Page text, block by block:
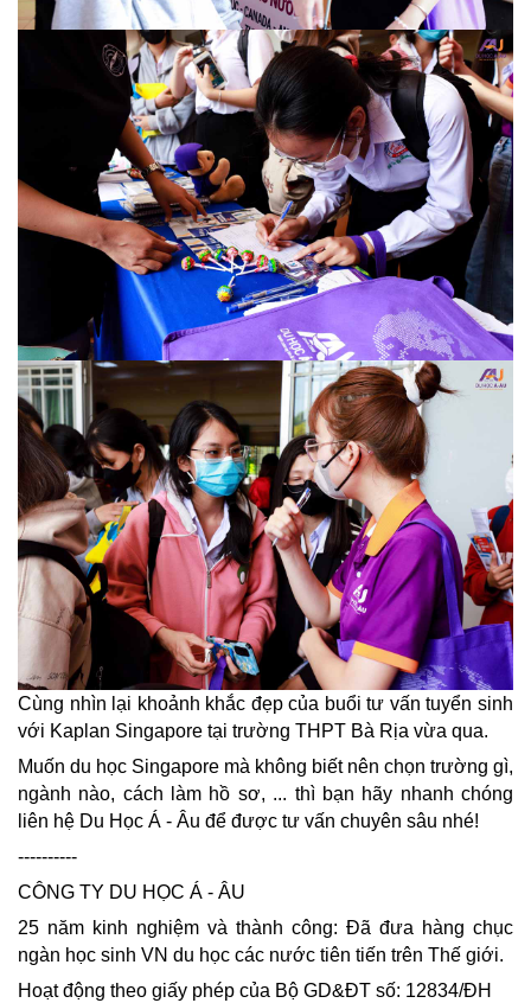
Cùng nhìn lại khoảnh khắc đẹp của buổi tư vấn tuyển sinh
với Kaplan Singapore tại trường THPT Bà Rịa vừa qua.
Muốn du học Singapore mà không biết nên chọn trường gì,
ngành nào, cách làm hồ sơ, ... thì bạn hãy nhanh chóng
liên hệ Du Học Á - Âu để được tư vấn chuyên sâu nhé!
----------
CÔNG TY DU HỌC Á - ÂU
25 năm kinh nghiệm và thành công: Đã đưa hàng chục
ngàn học sinh VN du học các nước tiên tiến trên Thế giới.
Hoạt động theo giấy phép của Bộ GD&ĐT số: 12834/ĐH